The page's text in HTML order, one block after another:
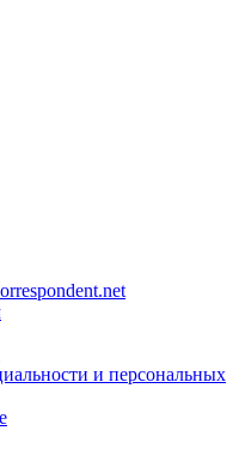
и персональных